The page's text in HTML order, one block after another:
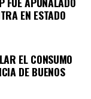
recetado
deberán
públicos,
medicina
EN ESTADO
EL CONSUMO
DE BUENOS